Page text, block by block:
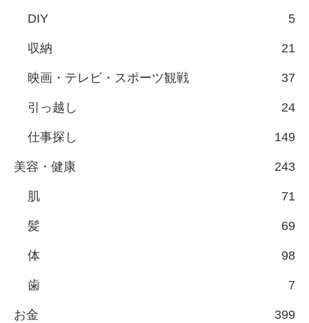
DIY 5
収納 21
映画・テレビ・スポーツ観戦 37
引っ越し 24
仕事探し 149
美容・健康 243
肌 71
髪 69
体 98
歯 7
お金 399